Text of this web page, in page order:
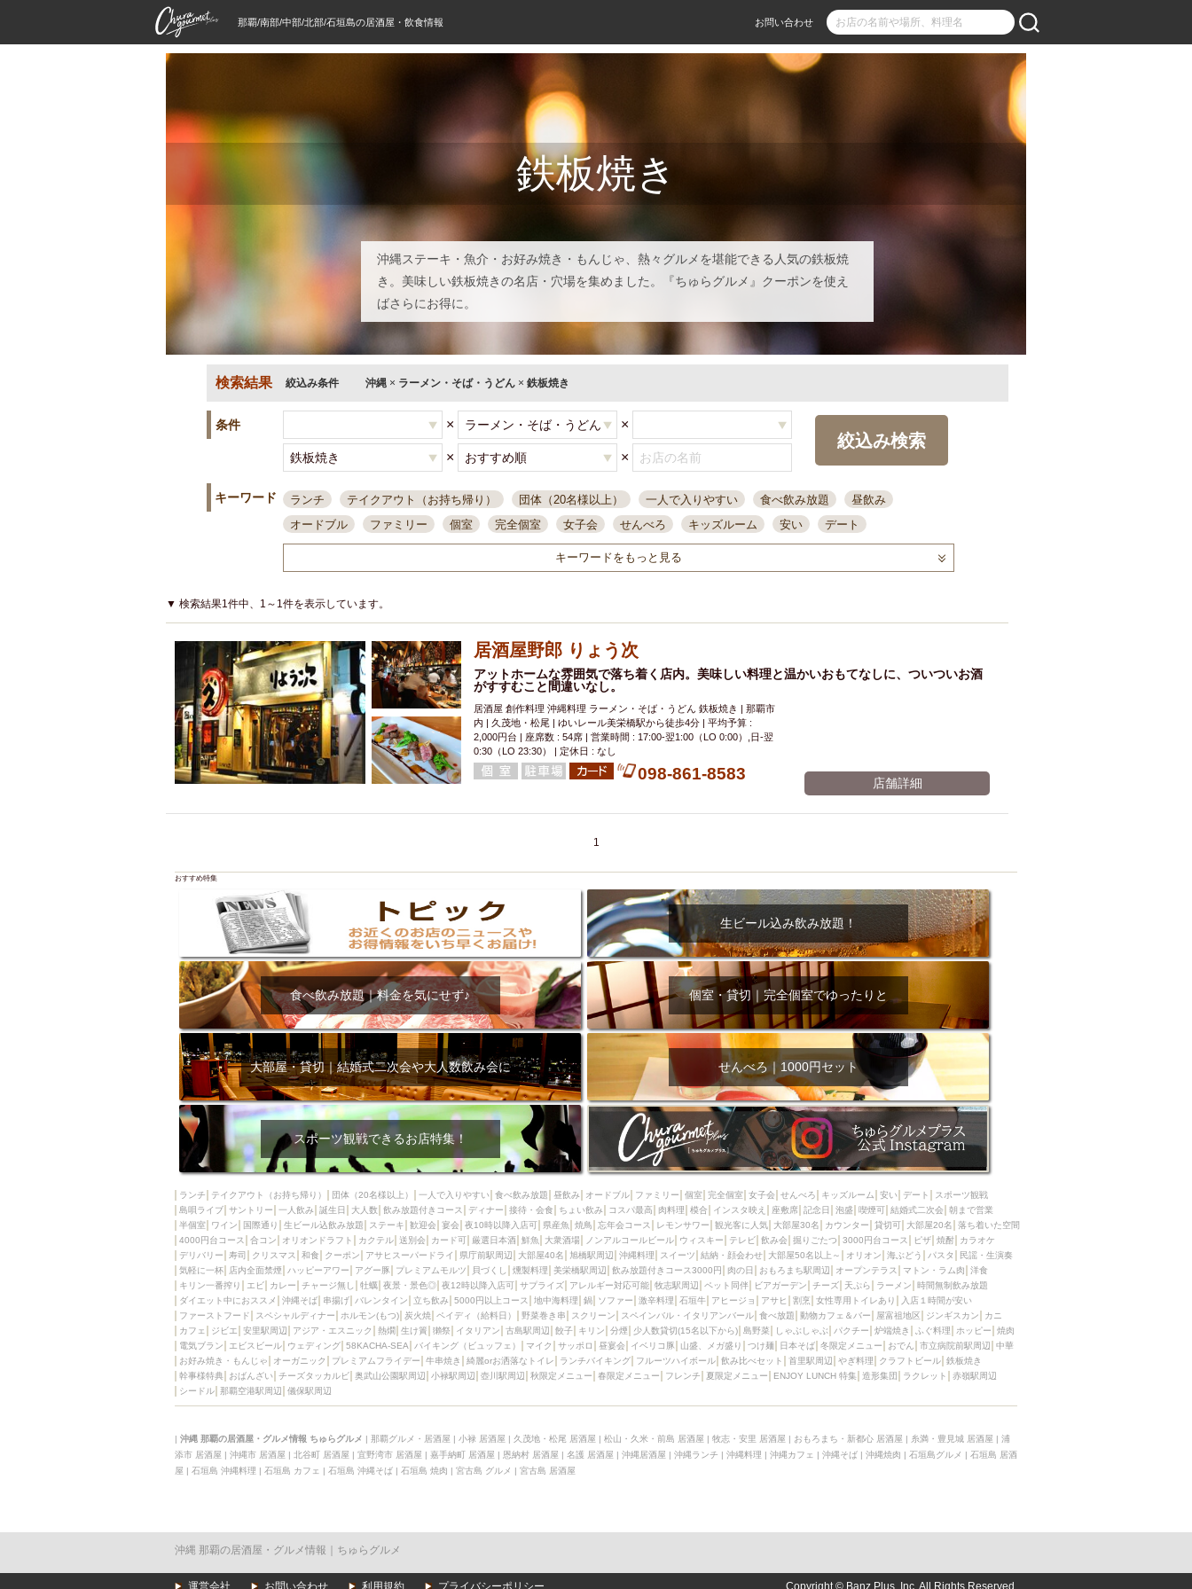
那覇/南部/中部/北部/石垣島の居酒屋・飲食情報 お問い合わせ
鉄板焼き
沖縄ステーキ・魚介・お好み焼き・もんじゃ、熱々グルメを堪能できる人気の鉄板焼
き。美味しい鉄板焼きの名店・穴場を集めました。『ちゅらグルメ』クーポンを使え
ばさらにお得に。
検索結果 絞込み条件 沖縄 × ラーメン・そば・うどん × 鉄板焼き
条件 × ×
× ×
絞込み検索
キーワード ランチ テイクアウト（お持ち帰り） 団体（20名様以上） 一人で入りやすい 食べ飲み放題
昼飲み
オードブル
ファミリー 個室 完全個室 女子会 せんべろ キッズルーム 安い
デート
一人飲み 誕生日 大人数
接待・会食
ちょい飲み コスパ最高 肉料理 模合 インスタ映え 座敷席 記念日 泡盛
喫煙可
結婚式二次会
夜10時以降入店可
県産魚 焼鳥 忘年会コース レモンサワー 観光客に人気 大部屋30名
カウンター
貸切可
大部屋20名 落ち着いた空間 4000円台コース 合コン
カード可
厳選日本酒 鮮魚 大衆酒場 ノンアルコールビール ウィスキー テレビ 飲み会
掘りごたつ
3000円台コース
ピザ 焼酎
アサヒスーパードライ
県庁前駅周辺 大部屋40名 旭橋駅周辺 沖縄料理 スイーツ
大部屋50名以上～
オリオン 海ぶどう パスタ 民謡・生演奏
ハッピーアワー
アグー豚 プレミアムモルツ 貝づくし 燻製料理
美栄橋駅周辺
マトン・ラム肉
洋食
ビアガーデン
ダイエット中におススメ
沖縄そば 串揚げ バレンタイン 立ち飲み 5000円以上コース 地中海料理
鍋
ソファー
石垣牛 アサヒ 割烹 女性専用トイレあり
入店１時間が安い
ファーストフード
スペシャルディナー ホルモン(もつ) 炭火焼 ペイディ（給料日）
野菜巻き串
スクリーン
スペインバル・イタリアンバール 食べ放題 動物カフェ＆バー 屋富祖地区
ジンギスカン
カニ
カフェ ジビエ 安里駅周辺 アジア・エスニック 熱燗 生け簀 獺祭 イタリアン
古島駅周辺
餃子
キリン 分煙 少人数貸切(15名以下から) 島野菜 しゃぶしゃぶ パクチー 炉端焼き
ふぐ料理
ホッピー
焼肉 電気ブラン エビスビール ウェディング 58KACHA-SEA
バイキング（ビュッフェ）
マイク
サッポロ 昼宴会 イベリコ豚 山盛、メガ盛り つけ麺 日本そば 冬限定メニュー
おでん
市立病院前駅周辺
中華 お好み焼き・もんじゃ オーガニック プレミアムフライデー
牛串焼き
綺麗orお洒落なトイレ
ランチバイキング フルーツハイボール 飲み比べセット 首里駅周辺
やぎ料理
クラフトビール
鉄板焼き 幹事様特典 おばんざい チーズタッカルビ 奥武山公園駅周辺
小禄駅周辺
壺川駅周辺
秋限定メニュー 春限定メニュー フレンチ 夏限定メニュー ENJOY LUNCH 特集
造形集団
ラクレット
赤嶺駅周辺 シードル 那覇空港駅周辺 儀保駅周辺
キーワードをもっと見る
▼ 検索結果1件中、1～1件を表示しています。
居酒屋野郎 りょう次
アットホームな雰囲気で落ち着く店内。美味しい料理と温かいおもてなしに、ついついお酒
がすすむこと間違いなし。
居酒屋 創作料理 沖縄料理 ラーメン・そば・うどん 鉄板焼き | 那覇市
内 | 久茂地・松尾 | ゆいレール美栄橋駅から徒歩4分 | 平均予算 :
2,000円台 | 座席数 : 54席 | 営業時間 : 17:00-翌1:00（LO 0:00）,日-翌
0:30（LO 23:30） | 定休日 : なし
098-861-8583 店舗詳細
1
おすすめ特集
生ビール込み飲み放題！
食べ飲み放題｜料金を気にせず♪ 個室・貸切｜完全個室でゆったりと
大部屋・貸切｜結婚式二次会や大人数飲み会に せんべろ｜1000円セット
スポーツ観戦できるお店特集！
ランチ テイクアウト（お持ち帰り） 団体（20名様以上） 一人で入りやすい 食べ飲み放題 昼飲み オードブル ファミリー 個室 完全個室 女子会 せんべろ キッズルーム 安い デート
スポーツ観戦
島唄ライブ サントリー 一人飲み 誕生日 大人数 飲み放題付きコース ディナー 接待・会食 ちょい飲み コスパ最高 肉料理 模合 インスタ映え 座敷席 記念日 泡盛 喫煙可 結婚式二次会 朝まで営業
半個室
ワイン 国際通り 生ビール込飲み放題 ステーキ 歓迎会 宴会 夜10時以降入店可 県産魚 焼鳥 忘年会コース レモンサワー 観光客に人気 大部屋30名 カウンター 貸切可 大部屋20名
落ち着いた空間
4000円台コース
合コン オリオンドラフト カクテル 送別会 カード可 厳選日本酒 鮮魚 大衆酒場 ノンアルコールビール ウィスキー テレビ 飲み会 掘りごたつ 3000円台コース ピザ 焼酎
カラオケ
デリバリー
寿司 クリスマス 和食 クーポン アサヒスーパードライ 県庁前駅周辺 大部屋40名 旭橋駅周辺 沖縄料理 スイーツ 結納・顔会わせ 大部屋50名以上～ オリオン 海ぶどう パスタ
民謡・生演奏
気軽に一杯
店内全面禁煙 ハッピーアワー アグー豚 プレミアムモルツ 貝づくし 燻製料理 美栄橋駅周辺 飲み放題付きコース3000円 肉の日 おもろまち駅周辺 オープンテラス マトン・ラム肉
洋食
キリン一番搾り
エビ カレー チャージ無し 牡蠣 夜景・景色◎ 夜12時以降入店可 サプライズ アレルギー対応可能 牧志駅周辺 ペット同伴 ビアガーデン チーズ 天ぷら ラーメン
時間無制飲み放題
ダイエット中におススメ
沖縄そば 串揚げ バレンタイン 立ち飲み 5000円以上コース 地中海料理 鍋 ソファー 激辛料理 石垣牛 アヒージョ アサヒ 割烹 女性専用トイレあり
入店１時間が安い
ファーストフード
スペシャルディナー ホルモン(もつ) 炭火焼 ペイディ（給料日） 野菜巻き串 スクリーン スペインバル・イタリアンバール 食べ放題 動物カフェ＆バー 屋富祖地区 ジンギスカン
カニ
カフェ
ジビエ 安里駅周辺 アジア・エスニック 熱燗 生け簀 獺祭 イタリアン 古島駅周辺 餃子 キリン 分煙 少人数貸切(15名以下から) 島野菜 しゃぶしゃぶ パクチー 炉端焼き ふぐ料理 ホッピー
焼肉
電気ブラン
エビスビール ウェディング 58KACHA-SEA バイキング（ビュッフェ） マイク サッポロ 昼宴会 イベリコ豚 山盛、メガ盛り つけ麺 日本そば 冬限定メニュー おでん 市立病院前駅周辺
中華
お好み焼き・もんじゃ
オーガニック プレミアムフライデー 牛串焼き 綺麗orお洒落なトイレ ランチバイキング フルーツハイボール 飲み比べセット 首里駅周辺 やぎ料理 クラフトビール 鉄板焼き
幹事様特典
おばんざい チーズタッカルビ 奥武山公園駅周辺 小禄駅周辺 壺川駅周辺 秋限定メニュー 春限定メニュー フレンチ 夏限定メニュー ENJOY LUNCH 特集 造形集団 ラクレット
赤嶺駅周辺
シードル 那覇空港駅周辺 儀保駅周辺
| 沖縄 那覇の居酒屋・グルメ情報 ちゅらグルメ | 那覇グルメ・居酒屋 | 小禄 居酒屋 | 久茂地・松尾 居酒屋 | 松山・久米・前島 居酒屋 | 牧志・安里 居酒屋 | おもろまち・新都心 居酒屋 | 糸満・豊見城 居酒屋 | 浦
添市 居酒屋 | 沖縄市 居酒屋 | 北谷町 居酒屋 | 宜野湾市 居酒屋 | 嘉手納町 居酒屋 | 恩納村 居酒屋 | 名護 居酒屋 | 沖縄居酒屋 | 沖縄ランチ | 沖縄料理 | 沖縄カフェ | 沖縄そば | 沖縄焼肉 | 石垣島グルメ | 石垣島 居酒
屋 | 石垣島 沖縄料理 | 石垣島 カフェ | 石垣島 沖縄そば | 石垣島 焼肉 | 宮古島 グルメ | 宮古島 居酒屋
沖縄 那覇の居酒屋・グルメ情報｜ちゅらグルメ
運営会社 お問い合わせ 利用規約 プライバシーポリシー Copyright © Banz Plus, Inc. All Rights Reserved.